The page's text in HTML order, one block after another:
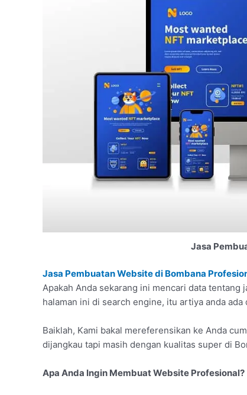
Jasa
Jasa Pembuatan Website di Bombana
Apakah Anda sekarang ini mencari data tentang
halaman ini di search engine, itu artiya anda ada
Baiklah, Kami bakal mereferensikan ke Anda
dijangkau tapi masih dengan kualitas super di
Apa Anda Ingin Membuat Website Profesional?